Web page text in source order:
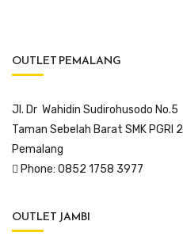
OUTLET PEMALANG
Jl. Dr Wahidin Sudirohusodo No.5
Taman Sebelah Barat SMK PGRI 2
Pemalang
Phone: 0852 1758 3977
OUTLET JAMBI